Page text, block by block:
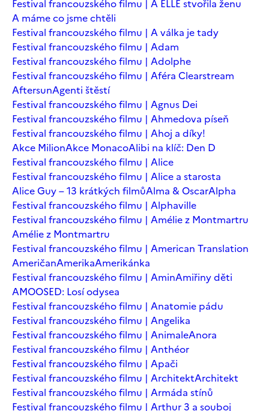
Festival francouzského filmu | A ELLE stvořila ženu
A máme co jsme chtěli
Festival francouzského filmu | A válka je tady
Festival francouzského filmu | Adam
Festival francouzského filmu | Adolphe
Festival francouzského filmu | Aféra Clearstream
AftersunAgenti štěstí
Festival francouzského filmu | Agnus Dei
Festival francouzského filmu | Ahmedova píseň
Festival francouzského filmu | Ahoj a díky!
Akce MilionAkce MonacoAlibi na klíč: Den D
Festival francouzského filmu | Alice
Festival francouzského filmu | Alice a starosta
Alice Guy – 13 krátkých filmůAlma & OscarAlpha
Festival francouzského filmu | Alphaville
Festival francouzského filmu | Amélie z Montmartru
Amélie z Montmartru
Festival francouzského filmu | American Translation
AmeričanAmerikaAmerikánka
Festival francouzského filmu | AminAmiřiny děti
AMOOSED: Losí odysea
Festival francouzského filmu | Anatomie pádu
Festival francouzského filmu | Angelika
Festival francouzského filmu | AnimaleAnora
Festival francouzského filmu | Anthéor
Festival francouzského filmu | Apači
Festival francouzského filmu | ArchitektArchitekt
Festival francouzského filmu | Armáda stínů
Festival francouzského filmu | Arthur 3 a souboj